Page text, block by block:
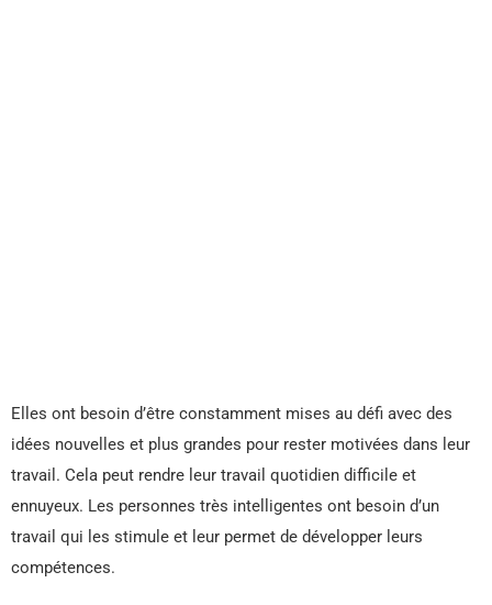
Elles ont besoin d’être constamment mises au défi avec des
idées nouvelles et plus grandes pour rester motivées dans leur
travail. Cela peut rendre leur travail quotidien difficile et
ennuyeux. Les personnes très intelligentes ont besoin d’un
travail qui les stimule et leur permet de développer leurs
compétences.